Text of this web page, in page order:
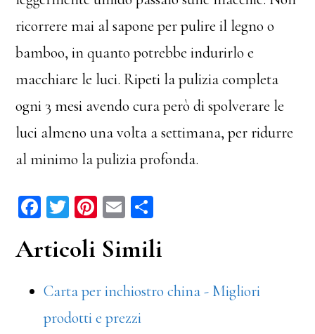
ricorrere mai al sapone per pulire il legno o
bamboo, in quanto potrebbe indurirlo e
macchiare le luci. Ripeti la pulizia completa
ogni 3 mesi avendo cura però di spolverare le
luci almeno una volta a settimana, per ridurre
al minimo la pulizia profonda.
Fa
bo
T
tt
Pi
er
t
E
ail di
di
Articoli Simili
Carta per inchiostro china - Migliori
prodotti e prezzi